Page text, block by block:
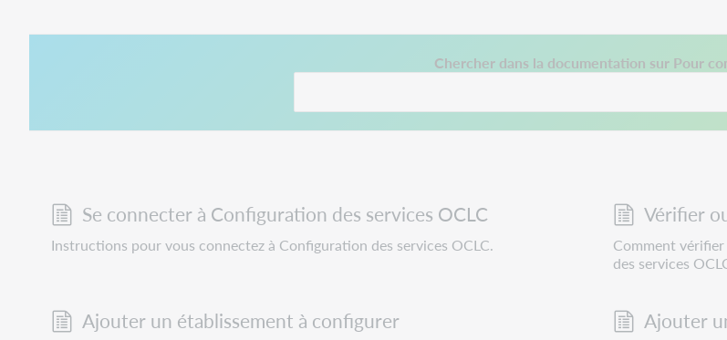
Chercher dans la documentation sur Pour
Ce lien s'ouvre dans un nouvel onglet.
Se connecter à Configuration des services OCLC
Instructions pour vous connectez à Configuration des services OCLC.
Vérifier
Comment
des services
Ajouter un établissement à configurer Ajouter